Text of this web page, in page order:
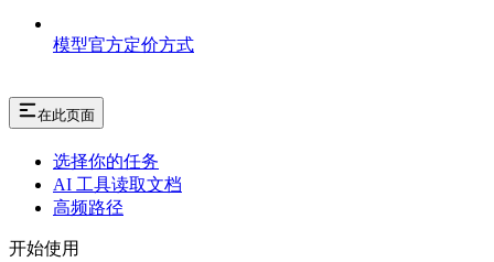
模型官方定价方式
在此页面
选择你的任务
AI 工具读取文档
高频路径
开始使用